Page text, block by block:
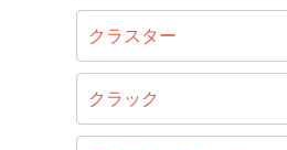
クラスター
クラック